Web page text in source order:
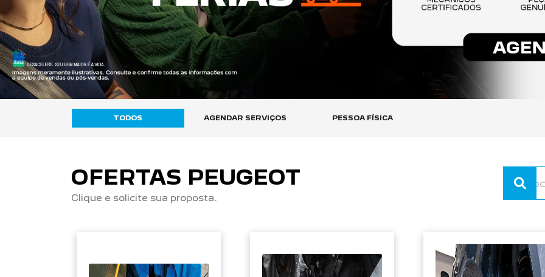
TODOS AGENDAR SERVIÇOS PESSOA FÍSICA
OFERTAS PEUGEOT
Clique e solicite sua proposta.